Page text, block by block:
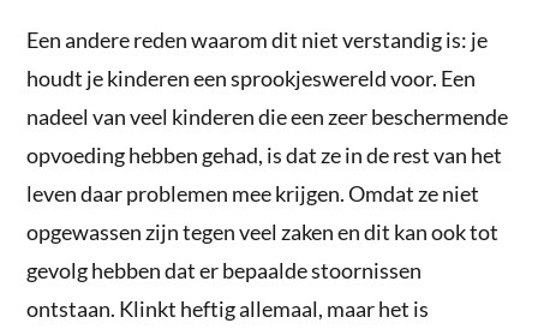
Een andere reden waarom dit niet verstandig is: je
houdt je kinderen een sprookjeswereld voor. Een
nadeel van veel kinderen die een zeer beschermende
opvoeding hebben gehad, is dat ze in de rest van het
leven daar problemen mee krijgen. Omdat ze niet
opgewassen zijn tegen veel zaken en dit kan ook tot
gevolg hebben dat er bepaalde stoornissen
ontstaan. Klinkt heftig allemaal, maar het is